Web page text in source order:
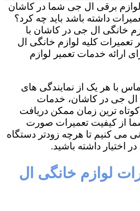
برقی ال جی شما در کاشان
داشته باشد باید چه کرد؟
خانگی ال جی در کاشان با
تعمیرات کلیه لوازم خانگی ال
ارائه خدمات تعمیر لوازم
با هر یک از نمایندگی های
ال جی در کاشان، خدمات
ترین زمان ممکن دریافت
از کیفیت تعمیرات صورت
می کنیم تا هرچه زودتر دستگاه
اختیار داشته باشید.
لوازم خانگی ال